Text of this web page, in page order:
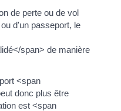
de perte ou de vol
d'un passeport, le
span> de manière
<span
donc plus être
est <span